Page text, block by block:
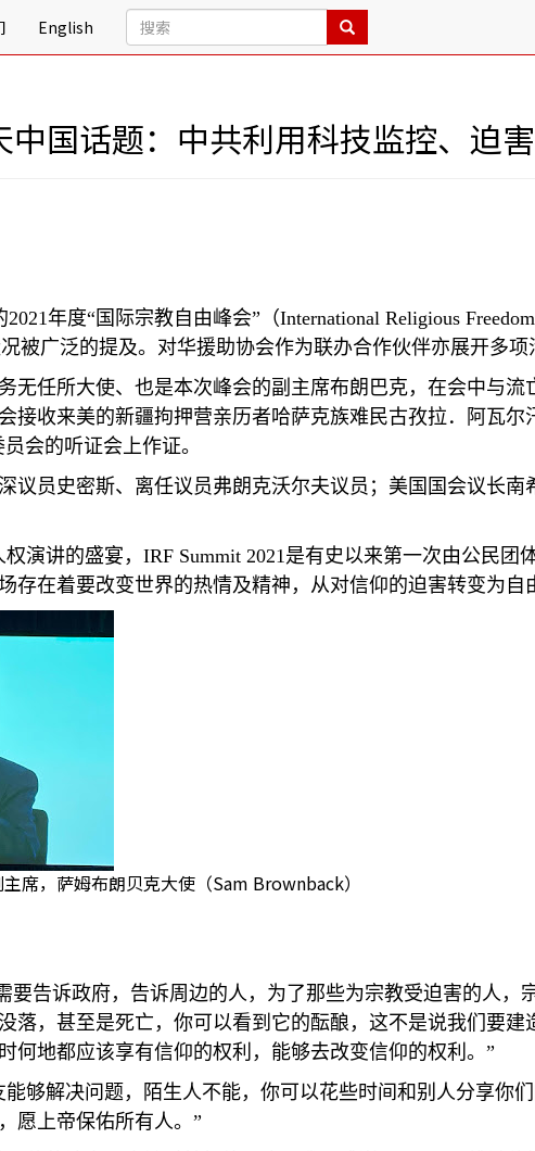
English
国话题：中共利用科技监控、迫
2021年度“国际宗教自由峰会” （International Religious
被广泛的提及。对华援助协会作为联办合作伙伴亦展开多项
无任所大使、也是本次峰会的副主席布朗巴克，在会中与流
收来美的新疆拘押营亲历者哈萨克族难民古孜拉．阿瓦尔
会的听证会上作证。
议员史密斯、离任议员弗朗克沃尔夫议员；美国国会议长南
演讲的盛宴， IRF Summit 2021是有史以来第一次由公民团
在着要改变世界的热情及精神，从对信仰的迫害转变为自
席，萨姆布朗贝克大使（Sam Brownback）
要告诉政府，告诉周边的人，为了那些为宗教受迫害的人，
，甚至是死亡，你可以看到它的酝酿，这不是说我们要建
地都应该享有信仰的权利，能够去改变信仰的权利。 ”
够解决问题，陌生人不能，你可以花些时间和别人分享你
愿上帝保佑所有人。 ”